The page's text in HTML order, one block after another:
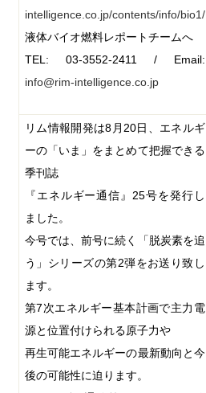
intelligence.co.jp/contents/info/bio1/
液体バイオ燃料レポートチームへ
TEL: 03-3552-2411 / Email:
info@rim-intelligence.co.jp
リム情報開発は8 月 20日、エネルギ
ーの「いま」をまとめて把握できる
季刊誌
『エネルギー通信』 25号を発行し
ました。
今号では、前号に続く「脱炭素を追
う」シリーズの第2弾をお送り致し
ます。
第7次エネルギー基本計画で主力電
源と位置付けられる原子力や
再生可能エネルギーの最新動向と今
後の可能性に迫ります。